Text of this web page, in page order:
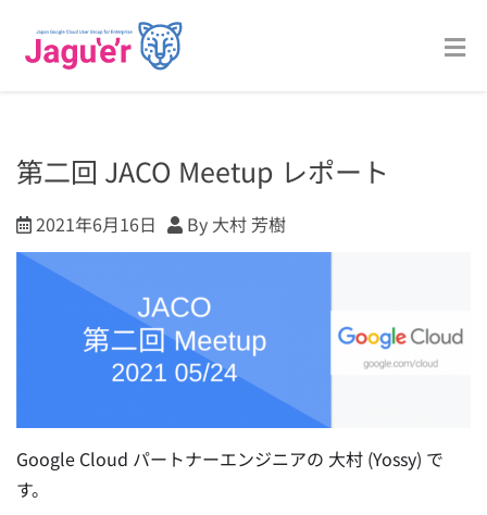
第二回 JACO Meetup レポート
2021年6月16日 By 大村 芳樹
Google Cloud パートナーエンジニアの 大村 (Yossy) で
す。